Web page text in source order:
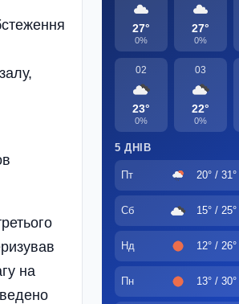
на
27°
0%
27°
0%
02
23°
0%
03
22°
0%
5 ДНІВ
Пт 20° / 31°
Сб 15° / 25°
Нд 12° / 26°
Пн 13° / 30°